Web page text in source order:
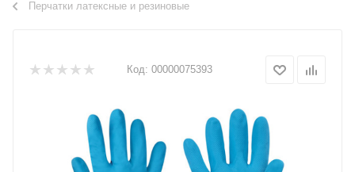
Перчатки латексные и резиновые
Код: 00000075393